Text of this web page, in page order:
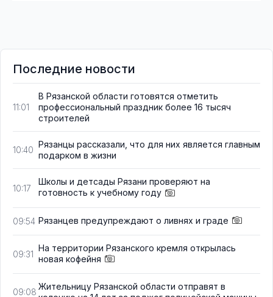
Последние новости
11:01
В Рязанской области готовятся отметить
профессиональный праздник более 16 тысяч
строителей
10:40
Рязанцы рассказали, что для них является главным
подарком в жизни
10:17
Школы и детсады Рязани проверяют на
готовность к учебному году
09:54 Рязанцев предупреждают о ливнях и граде
09:31
На территории Рязанского кремля открылась
новая кофейня
09:08
Жительницу Рязанской области отправят в